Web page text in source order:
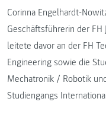
Corinna Engelhardt-
Geschäftsführerin der FH
leitete davor an der FH
Engineering sowie die
Mechatronik / Robotik
Studiengangs